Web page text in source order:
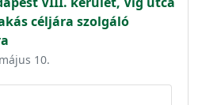
céljára szolgáló
10.